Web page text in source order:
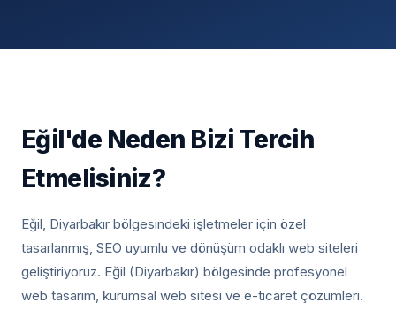
Eğil'de Neden Bizi Tercih
Etmelisiniz?
Eğil, Diyarbakır bölgesindeki işletmeler için özel
tasarlanmış, SEO uyumlu ve dönüşüm odaklı web siteleri
geliştiriyoruz. Eğil (Diyarbakır) bölgesinde profesyonel
web tasarım, kurumsal web sitesi ve e-ticaret çözümleri.